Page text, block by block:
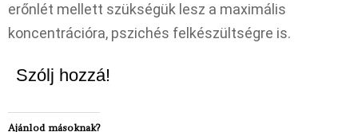
erőnlét mellett szükségük lesz a maximális
koncentrációra, pszichés felkészültségre is.
Szólj hozzá!
Ajánlod másoknak?